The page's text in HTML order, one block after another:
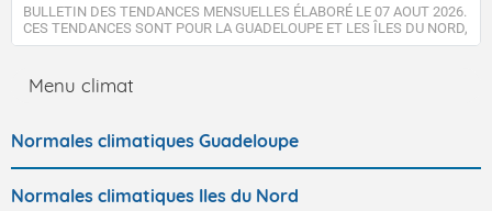
BULLETIN DES TENDANCES MENSUELLES ÉLABORÉ LE 07 AOUT 2026.
CES TENDANCES SONT POUR LA GUADELOUPE ET LES ÎLES DU NORD,
SAINT-MARTIN ET SAINT-BARTHÉLEMY.
Menu climat
Normales climatiques Guadeloupe
Normales climatiques Iles du Nord